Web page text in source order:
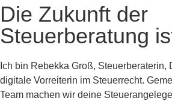
Die Zukunft der
Steuerberatung
Ich bin Rebekka Groß, Steuerberaterin,
digitale Vorreiterin im Steuerrecht.
Team machen wir deine